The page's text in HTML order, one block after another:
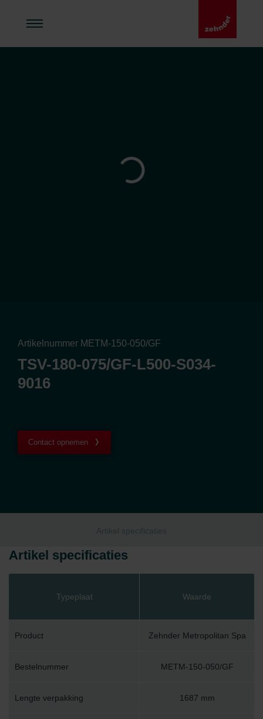
Artikelnummer METM-150-050/GF
TSV-180-075/GF-L500-S034-
9016
Contact opnemen
Artikel specificaties
Artikel specificaties
Typeplaat Waarde
Product Zehnder Metropolitan Spa
Bestelnummer METM-150-050/GF
Lengte verpakking 1687 mm